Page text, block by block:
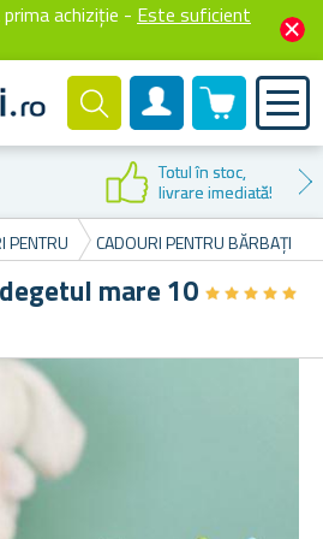
prima achiziție - Este suficient
Cont client
0 produselor
Totul în stoc,
livrare imediată!
PENTRU CADOURI PENTRU BĂRBAȚI
mare 10 ★★★★★
★★★★★